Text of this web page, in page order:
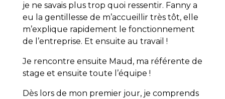
je ne savais plus trop quoi ressentir. Fanny a
eu la gentillesse de m’accueillir très tôt, elle
m’explique rapidement le fonctionnement
de l’entreprise. Et ensuite au travail !
Je rencontre ensuite Maud, ma référente de
stage et ensuite toute l’équipe !
Dès lors de mon premier jour, je comprends